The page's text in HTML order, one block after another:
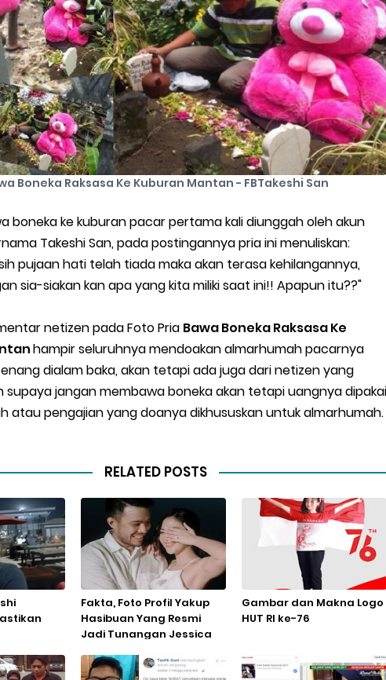
Aplikasi Gojek Mengalami Gangguan
Boneka Raksasa Ke Kuburan Mantan - FBTakeshi San
boneka ke kuburan pacar pertama kali diunggah oleh akun
Takeshi San, pada postingannya pria ini menuliskan:
pujaan hati telah tiada maka akan terasa kehilangannya,
sia-siakan kan apa yang kita miliki saat ini!! Apapun itu??"
netizen pada Foto Pria Bawa Boneka Raksasa Ke
hampir seluruhnya mendoakan almarhumah pacarnya
dialam baka, akan tetapi ada juga dari netizen yang
supaya jangan membawa boneka akan tetapi uangnya dipakai
atau pengajian yang doanya dikhususkan untuk almarhumah.
RELATED POSTS
Fakta, Foto Profil Yakup
Hasibuan Yang Resmi
Jadi Tunangan Jessica
Gambar dan Makna Logo
HUT RI ke-76